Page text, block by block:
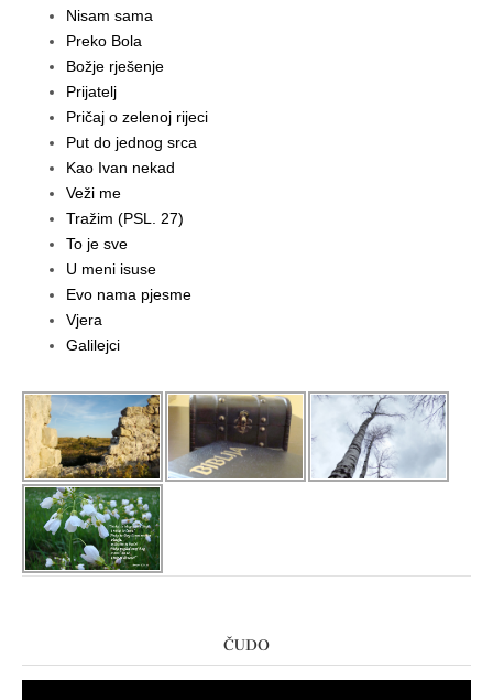
Nisam sama
Preko Bola
Božje rješenje
Prijatelj
Pričaj o zelenoj rijeci
Put do jednog srca
Kao Ivan nekad
Veži me
Tražim (PSL. 27)
To je sve
U meni isuse
Evo nama pjesme
Vjera
Galilejci
ČUDO